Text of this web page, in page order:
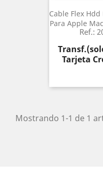
Cable Flex
Para Apple
Ref.:
Precio
Tarjeta
Mostrando 1-1 de 1